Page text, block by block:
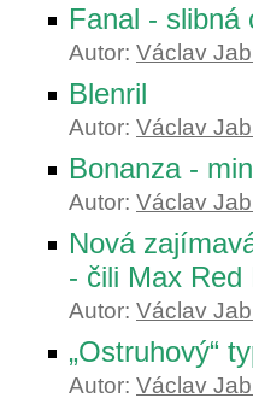
Fanal - slibná
Autor: Václav
Blenril
Autor: Václav
Bonanza -
Autor: Václav
Nová
- čili Max Red
Autor: Václav
„Ostruhový“
Autor: Václav